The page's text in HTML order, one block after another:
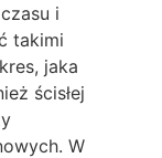
i
takimi
jaka
ścisłej
W